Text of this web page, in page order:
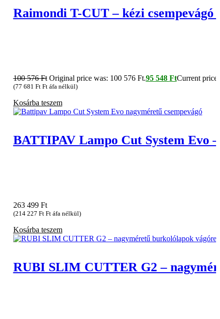
Raimondi T-CUT – kézi
100 576Ft Original price was: 100 576 Ft.95 548 FtCurrent price
(77 681 FtFt áfa nélkül)
Kosárba teszem
BATTIPAV Lampo Cut System Evo
263 499 Ft
(214 227 FtFt áfa nélkül)
Kosárba teszem
RUBI SLIM CUTTER G2 –